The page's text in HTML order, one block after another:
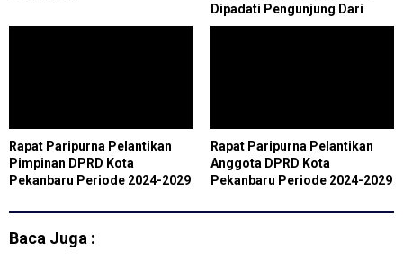
Dipadati Pengunjung Dari
Berbagai Daerah
Rapat Paripurna Pelantikan
Pimpinan DPRD Kota
Pekanbaru Periode 2024-2029
Rapat Paripurna Pelantikan
Anggota DPRD Kota
Pekanbaru Periode 2024-2029
Baca Juga :